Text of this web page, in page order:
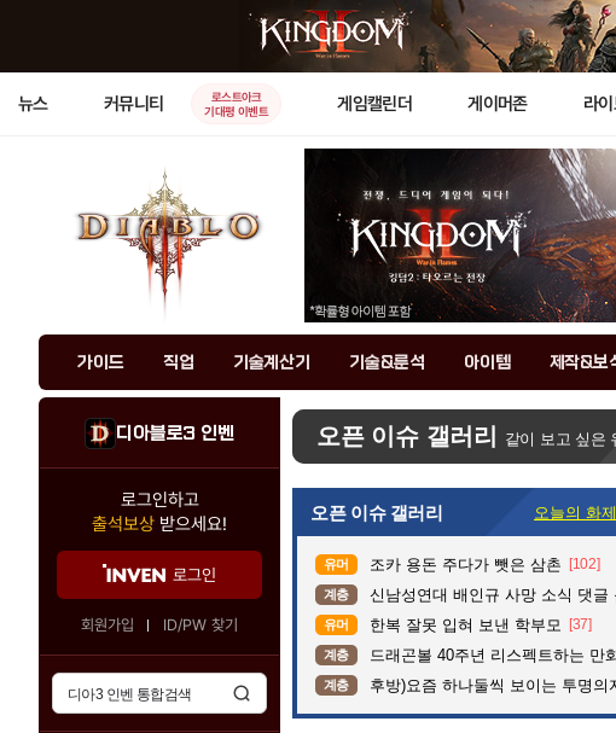
뉴스 커뮤니티
로스트아크
기대평 이벤트
게임캘린더 게이머존 라
가이드 직업 기술계산기 기술&룬석 아이템 제작&보
디아블로3 인벤
로그인하고
출석보상 받으세요!
로그인
회원가입 ID/PW 찾기
오픈 이슈 갤러리 같이 보고 싶은
오픈 이슈 갤러리 오늘의 화제
유머 조카 용돈 주다가 뺏은 삼촌 [102]
계층 신남성연대 배인규 사망 소식 댓글
유머 한복 잘못 입혀 보낸 학부모 [37]
계층 드래곤볼 40주년 리스펙트하는 만
계층 후방)요즘 하나둘씩 보이는 투명의